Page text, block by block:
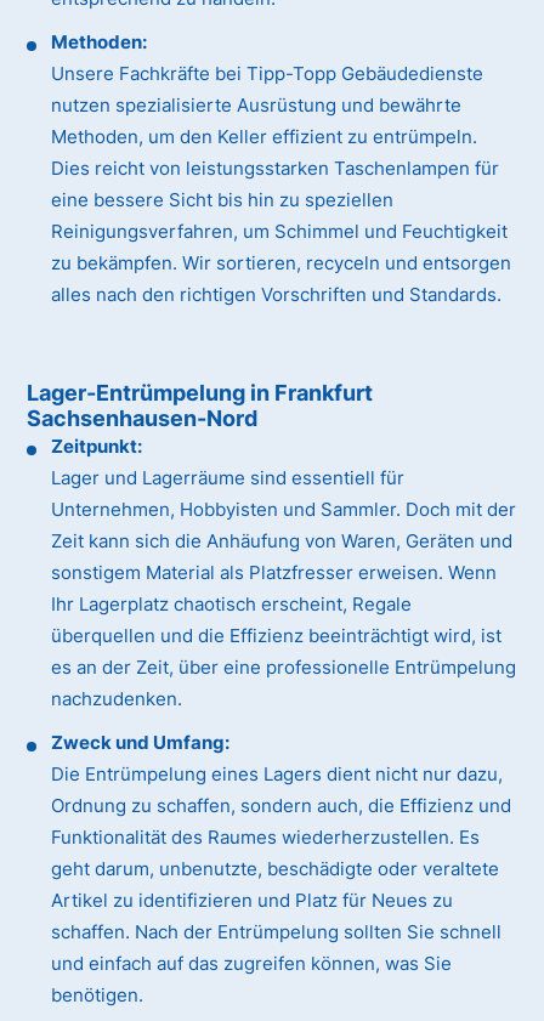
Methoden:
Unsere Fachkräfte bei Tipp-Topp Gebäudedienste
nutzen spezialisierte Ausrüstung und bewährte
Methoden, um den Keller effizient zu entrümpeln.
Dies reicht von leistungsstarken Taschenlampen für
eine bessere Sicht bis hin zu speziellen
Reinigungsverfahren, um Schimmel und Feuchtigkeit
zu bekämpfen. Wir sortieren, recyceln und entsorgen
alles nach den richtigen Vorschriften und Standards.
Lager-Entrümpelung in Frankfurt
Sachsenhausen-Nord
Zeitpunkt:
Lager und Lagerräume sind essentiell für
Unternehmen, Hobbyisten und Sammler. Doch mit der
Zeit kann sich die Anhäufung von Waren, Geräten und
sonstigem Material als Platzfresser erweisen. Wenn
Ihr Lagerplatz chaotisch erscheint, Regale
überquellen und die Effizienz beeinträchtigt wird, ist
es an der Zeit, über eine professionelle Entrümpelung
nachzudenken.
Zweck und Umfang:
Die Entrümpelung eines Lagers dient nicht nur dazu,
Ordnung zu schaffen, sondern auch, die Effizienz und
Funktionalität des Raumes wiederherzustellen. Es
geht darum, unbenutzte, beschädigte oder veraltete
Artikel zu identifizieren und Platz für Neues zu
schaffen. Nach der Entrümpelung sollten Sie schnell
und einfach auf das zugreifen können, was Sie
benötigen.